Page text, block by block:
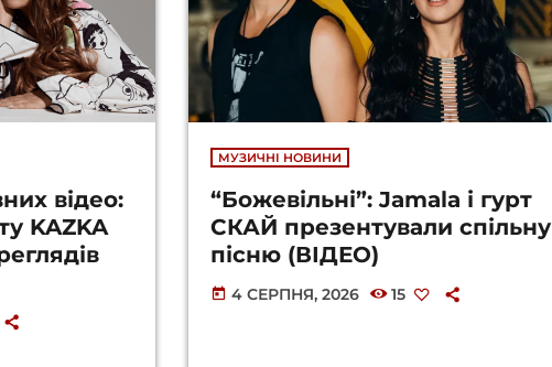
відео:
KAZKA
МУЗИЧНІ НОВИНИ
“Божевільні”: Jamala і гурт
СКАЙ презентували спільну
пісню (ВІДЕО)
today 4 СЕРПНЯ, 2026 15